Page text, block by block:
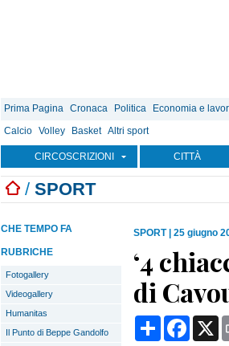
Prima Pagina Cronaca Politica Economia e
Calcio Volley Basket Altri sport
CIRCOSCRIZIONI CITTÀ
/ SPORT
CHE TEMPO FA
RUBRICHE
Fotogallery
Videogallery
Humanitas
Il Punto di Beppe Gandolfo
SPORT| 25 giugno
‘4
di
Condividi X